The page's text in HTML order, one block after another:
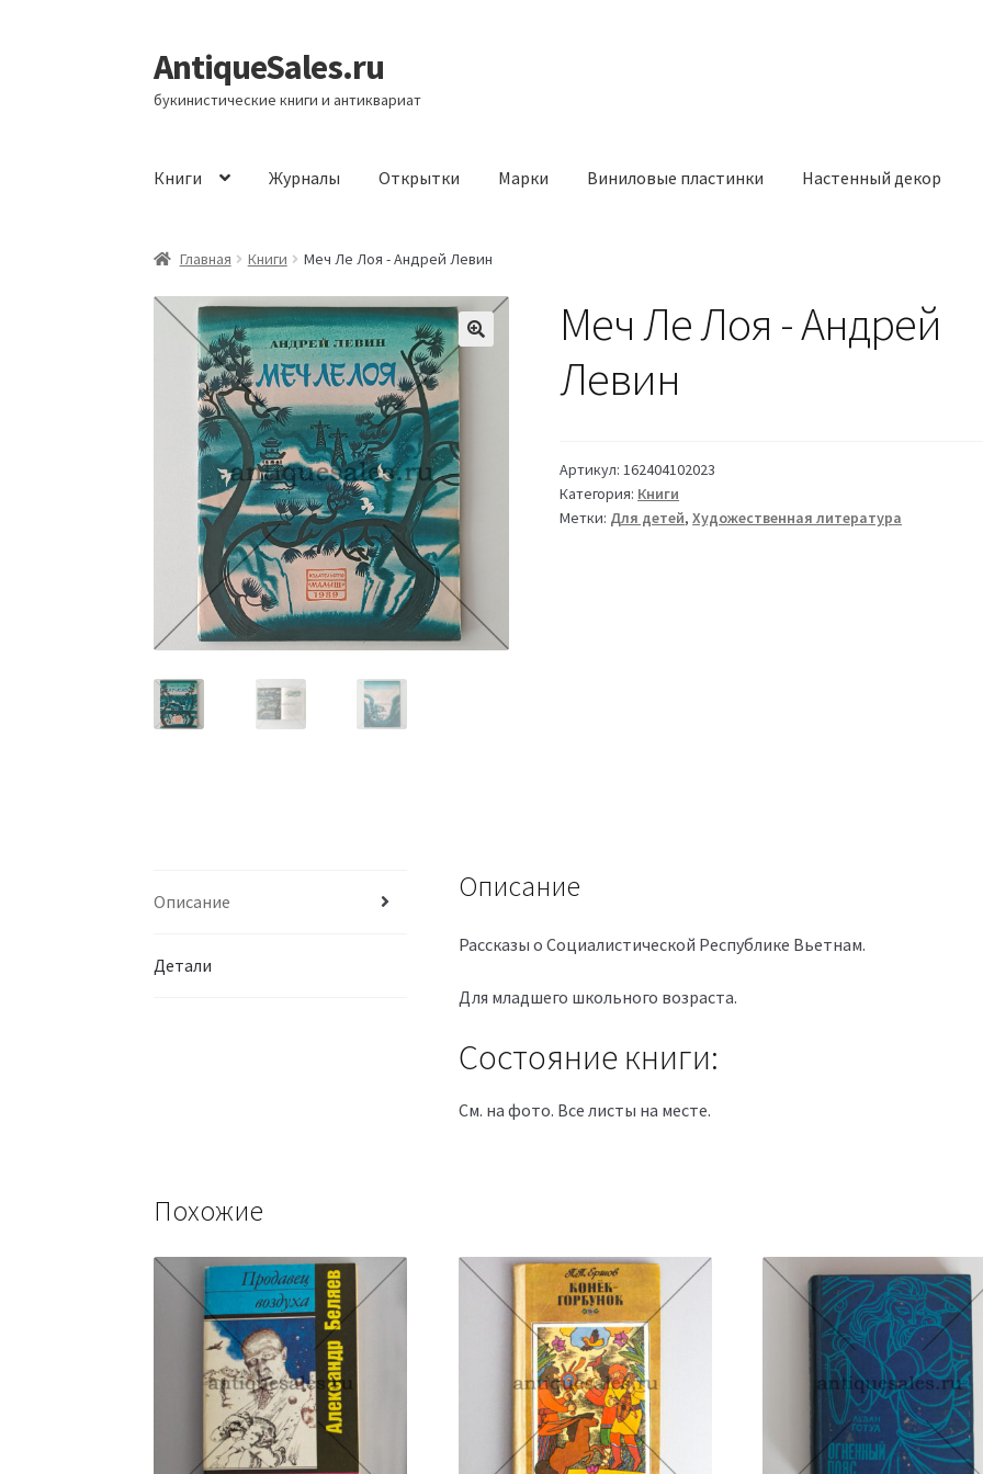
Перейти
к
навигации
Перейти
к
содержимому
AntiqueSales.ru
букинистические книги и антиквариат
Книги Журналы Открытки Марки Виниловые пластинки Настенный декор
ГлавнаяГлавная Книги Меч Ле Лоя - Андрей Левин
Меч Ле Лоя - Андрей
Левин
Артикул:162404102023
Категория: Книги
Метки: Для детей,Художественная литература
Описание
Детали
Описание
Рассказы о Социалистической Республике Вьетнам.
Для младшего школьного возраста.
Состояние книги:
См. на фото. Все листы на месте.
Похожие